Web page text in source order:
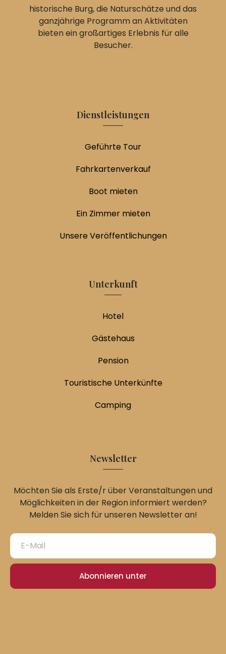
historische Burg, die Naturschätze und das
ganzjährige Programm an Aktivitäten
bieten ein großartiges Erlebnis für alle
Besucher.
Dienstleistungen
Geführte Tour
Fahrkartenverkauf
Boot mieten
Ein Zimmer mieten
Unsere Veröffentlichungen
Unterkunft
Hotel
Gästehaus
Pension
Touristische Unterkünfte
Camping
Newsletter
Möchten Sie als Erste/r über Veranstaltungen und
Möglichkeiten in der Region informiert werden?
Melden Sie sich für unseren Newsletter an!
Abonnieren unter